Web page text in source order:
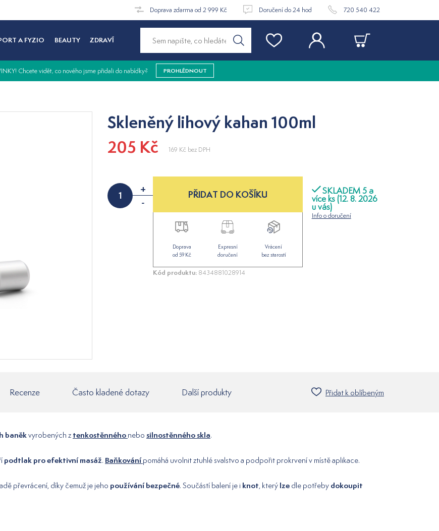
Doprava zdarma od 2 999 Kč Doručení do 24 hod 720 540 422
A FYZIO BEAUTY ZDRAVÍ
Chcete vidět, co nového jsme přidali do nabídky? PROHLÉDNOUT
Skleněný lihový kahan 100ml
205 Kč
169 Kč bez DPH
+
-
SKLADEM 5 a
více ks (12. 8. 2026
u vás)
Info o doručení
PŘIDAT DO KOŠÍKU
Doprava
od 59 Kč
Expresní
doručení
Vrácení
bez starostí
Kód produktu: 8434881028914
Recenze Často kladené dotazy Další produkty Přidat k oblíbeným
baněkvyrobených z tenkostěnného nebo silnostěnného skla.
podtlak pro efektivní masáž. Baňkovánípomáhá uvolnit ztuhlé svalstvo a podpořit prokrvení v místě aplikace.
převrácení, díky čemuž je jeho používání bezpečné. Součástí balení je i knot, který lze dle potřeby dokoupit